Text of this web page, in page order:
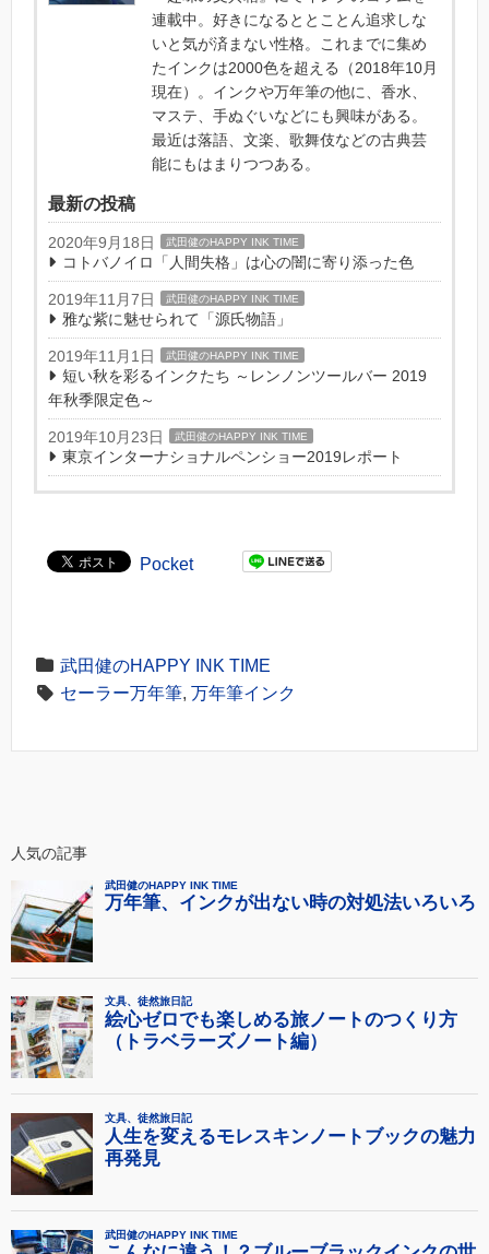
連載中。好きになるととことん追求しな
いと気が済まない性格。これまでに集め
たインクは2000色を超える（2018年10月
現在）。インクや万年筆の他に、香水、
マステ、手ぬぐいなどにも興味がある。
最近は落語、文楽、歌舞伎などの古典芸
能にもはまりつつある。
最新の投稿
2020年9月18日 武田健のHAPPY INK TIME
コトバノイロ「人間失格」は心の闇に寄り添った色
2019年11月7日 武田健のHAPPY INK TIME
雅な紫に魅せられて「源氏物語」
2019年11月1日 武田健のHAPPY INK TIME
短い秋を彩るインクたち ～レンノンツールバー 2019
年秋季限定色～
2019年10月23日 武田健のHAPPY INK TIME
東京インターナショナルペンショー2019レポート
Pocket
武田健のHAPPY INK TIME
セーラー万年筆, 万年筆インク
人気の記事